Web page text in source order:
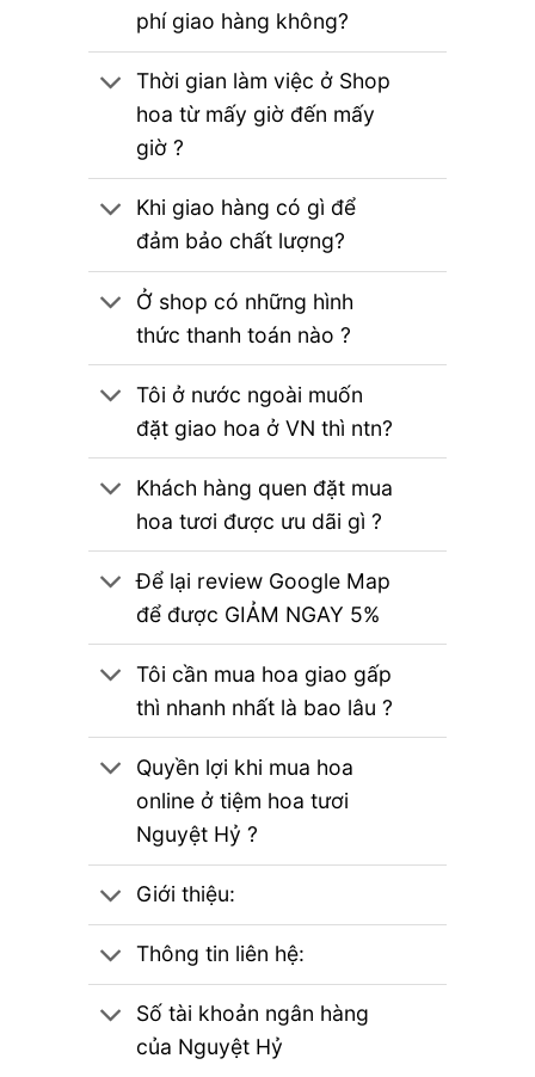
phí giao hàng không?
Thời gian làm việc ở Shop
hoa từ mấy giờ đến mấy
giờ ?
Khi giao hàng có gì để
đảm bảo chất lượng?
Ở shop có những hình
thức thanh toán nào ?
Tôi ở nước ngoài muốn
đặt giao hoa ở VN thì ntn?
Khách hàng quen đặt mua
hoa tươi được ưu dãi gì ?
Để lại review Google Map
để được GIẢM NGAY 5%
Tôi cần mua hoa giao gấp
thì nhanh nhất là bao lâu ?
Quyền lợi khi mua hoa
online ở tiệm hoa tươi
Nguyệt Hỷ ?
Giới thiệu:
Thông tin liên hệ:
Số tài khoản ngân hàng
của Nguyệt Hỷ